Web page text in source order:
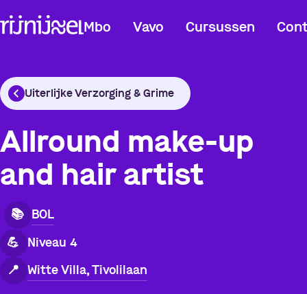
Mbo Vavo Cursussen
Uiterlijke Verzorging & Grime
Allround make-up
and hair artist
📚 BOL
💪 Niveau 4
📍 Witte Villa, Tivolilaan